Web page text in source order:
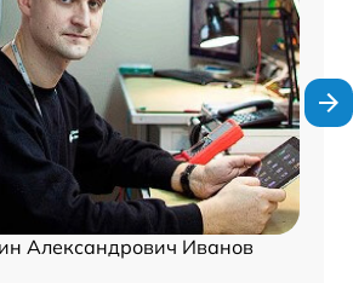
Александрович Иванов